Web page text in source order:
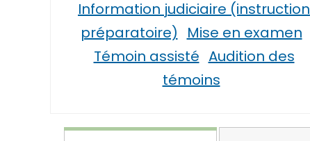
Information judiciaire (instruction
préparatoire)
Mise en examen
Témoin assisté Audition des
témoins